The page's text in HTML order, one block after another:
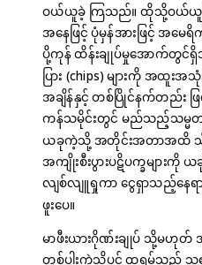
ဝယ်ယူခဲ့ ကြသည်။ ထိုသို့ဝယ်ယူခြ
အနေဖြင့် ပုံမှန်အားဖြင့် အမ
ပို့ကုန် ထိန်းချုပ်မှုအောက်တွင်ရှိ
ပြား (chips) များကို အထူး
အချိန်နှင့် တစ်ပြိုင်နက်တည်း ဖ
ကန်သမိုင်းတွင် မည်သည့်သမ္မတ
ယခုကဲ့သို့ အတိုင်းအတာအထိ
အကျိုးစီးပွားပဋိပက္ခများကို
လျစ်လျူရှုကာ ငွေရှာသည့်နေရ
ဖူးပေ။
မာဖီးယားဂိုဏ်းချုပ် သို့မဟုတ်
တစ်ပါးကဲ့သို့ပင် ထရမ့်သည် သူ၏